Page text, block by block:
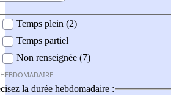
Temps plein (2)
Temps partiel
Non renseignée (7)
la durée hebdomadaire :